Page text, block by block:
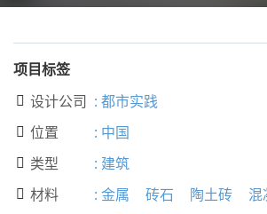
项目标签
 设计公司 : 都市实践
 位置 : 中国
 类型 : 建筑
 材料 : 金属 砖石 陶土砖 混